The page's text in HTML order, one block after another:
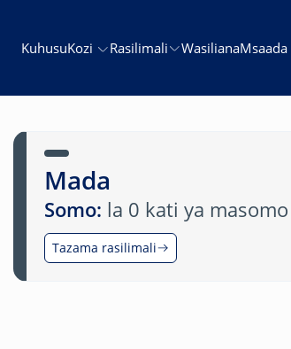
KuhusuKozi Rasilimali WasilianaMsaada
Mada
Somo: la 0 kati ya
Tazama rasilimali